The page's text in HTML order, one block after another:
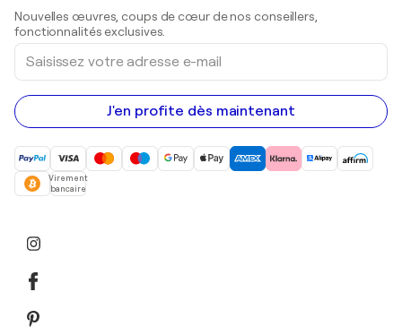
Peintures acryliques
Nouvelles œuvres, coups de cœur de nos conseillers,
fonctionnalités exclusives.
Saisissez
votre
adresse
e-
mail
J'en profite dès maintenant
Virement
bancaire